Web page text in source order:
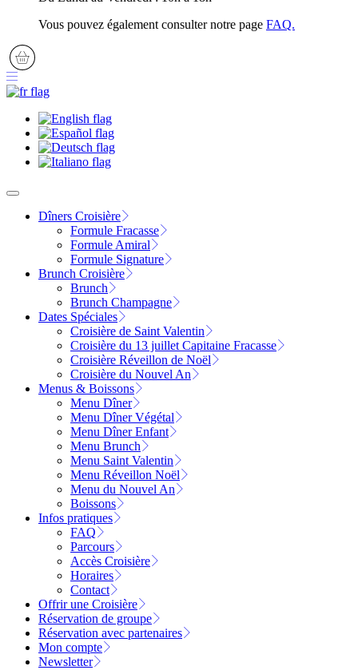
Vous pouvez également consulter notre page FAQ.
Dîners Croisière
Formule Fracasse
Formule Amiral
Formule Signature
Brunch Croisière
Brunch
Brunch Champagne
Dates Spéciales
Croisière de Saint Valentin
Croisière du 13 juillet Capitaine Fracasse
Croisière Réveillon de Noël
Croisière du Nouvel An
Menus & Boissons
Menu Dîner
Menu Dîner Végétal
Menu Dîner Enfant
Menu Brunch
Menu Saint Valentin
Menu Réveillon Noël
Menu du Nouvel An
Boissons
Infos pratiques
FAQ
Parcours
Accès Croisière
Horaires
Contact
Offrir une Croisière
Réservation de groupe
Réservation avec partenaires
Mon compte
Newsletter